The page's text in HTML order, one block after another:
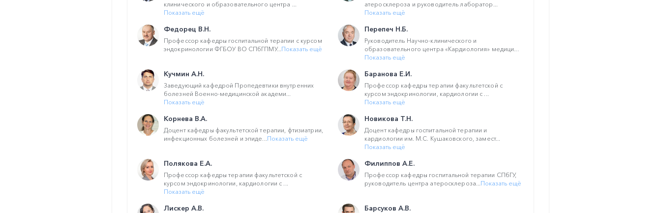
клинического и образовательного центра ...
Показать ещё
атеросклероза и руководитель лаборатор...
Показать ещё
Федорец В.Н.
Профессор кафедры госпитальной терапии с курсом
эндокринологии ФГБОУ ВО СПбГПМУ...Показать ещё
Перепеч Н.Б.
Руководитель Научно-клинического и
образовательного центра «Кардиология» медици...
Показать ещё
Кучмин А.Н.
Заведующий кафедрой Пропедевтики внутренних
болезней Военно-медицинской академи...
Показать ещё
Баранова Е.И.
Профессор кафедры терапии факультетской с
курсом эндокринологии, кардиологии с ...
Показать ещё
Корнева В.А.
Доцент кафедры факультетской терапии, фтизиатрии,
инфекционных болезней и эпиде...Показать ещё
Новикова Т.Н.
Доцент кафедры госпитальной терапии и
кардиологии им. М.С. Кушаковского, замест...
Показать ещё
Полякова Е.А.
Профессор кафедры терапии факультетской с
курсом эндокринологии, кардиологии с ...
Показать ещё
Филиппов А.Е.
Профессор кафедры госпитальной терапии СПбГУ,
руководитель центра атеросклероза...Показать ещё
Лискер А.В. Барсуков А.В.